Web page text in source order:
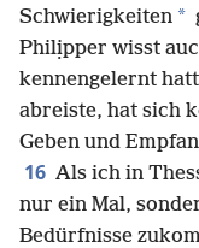
Schwierigkeiten *
Philịpper wisst
kennengelernt
abreiste, hat sich
Geben und
16 Als ich in
nur ein Mal,
Bedürfnisse